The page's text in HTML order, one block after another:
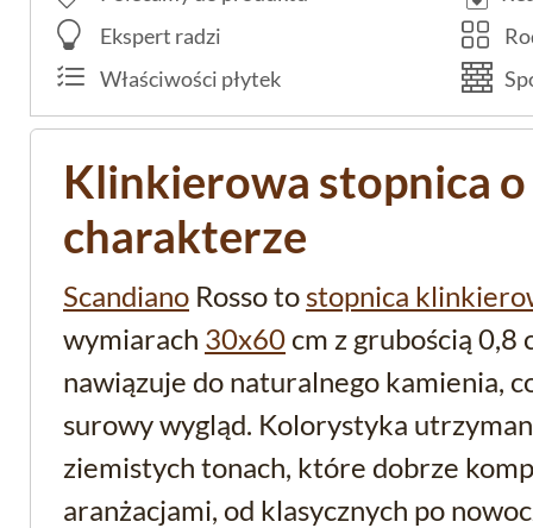
Ekspert radzi
Właściwości płytek
Klinkierowa stopnica
charakterze
Scandiano Rosso to stopnica
wymiarach 30x60 cm z grubością 0,8
nawiązuje do naturalnego kamienia,
surowy wygląd. Kolorystyka
ziemistych tonach, które dobrze
aranżacjami, od klasycznych po